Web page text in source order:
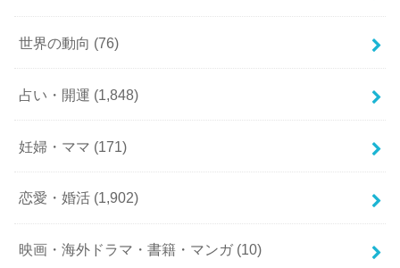
世界の動向 (76)
占い・開運 (1,848)
妊婦・ママ (171)
恋愛・婚活 (1,902)
映画・海外ドラマ・書籍・マンガ (10)